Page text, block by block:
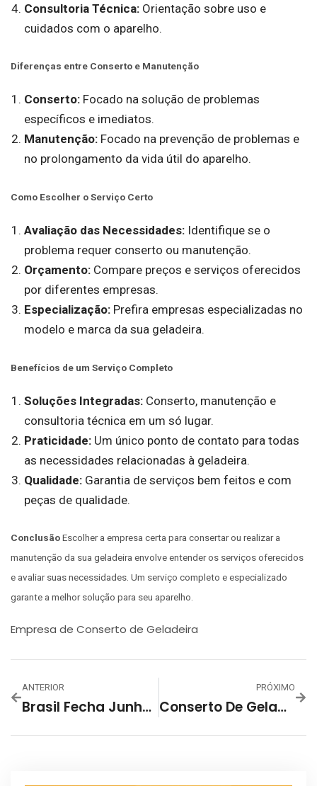
Consultoria Técnica: Orientação sobre uso e
cuidados com o aparelho.
Diferenças entre Conserto e Manutenção
Conserto: Focado na solução de problemas
específicos e imediatos.
Manutenção: Focado na prevenção de problemas e
no prolongamento da vida útil do aparelho.
Como Escolher o Serviço Certo
Avaliação das Necessidades: Identifique se o
problema requer conserto ou manutenção.
Orçamento: Compare preços e serviços oferecidos
por diferentes empresas.
Especialização: Prefira empresas especializadas no
modelo e marca da sua geladeira.
Benefícios de um Serviço Completo
Soluções Integradas: Conserto, manutenção e
consultoria técnica em um só lugar.
Praticidade: Um único ponto de contato para todas
as necessidades relacionadas à geladeira.
Qualidade: Garantia de serviços bem feitos e com
peças de qualidade.
ConclusãoEscolher a empresa certa para consertar ou realizar a
manutenção da sua geladeira envolve entender os serviços oferecidos
e avaliar suas necessidades. Um serviço completo e especializado
garante a melhor solução para seu aparelho.
Empresa de Conserto de Geladeira
ANTERIOR
Brasil Fecha Junho Com Criação De 201.705 Novas Vagas Com Carteira Assinada
PRÓXIMO
Conserto De Geladeira: Preços, Orçamentos E O Que Considerar?